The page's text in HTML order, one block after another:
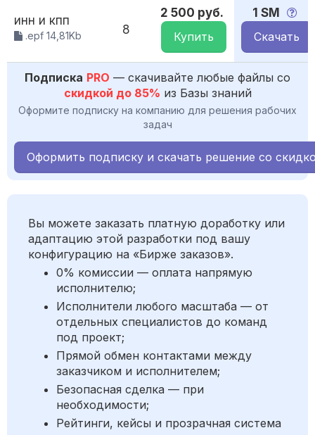
инн и кпп
.epf 14,81Kb 8
2 500 руб.
Купить
1 SM
Скачать
Подписка PRO — скачивайте любые файлы со
скидкой до 85% из Базы знаний
Оформите подписку на компанию для решения рабочих
задач
Оформить подписку и скачать решение со
Вы можете заказать платную доработку или
адаптацию этой разработки под вашу
конфигурацию на «Бирже заказов».
0% комиссии — оплата напрямую
исполнителю;
Исполнители любого масштаба — от
отдельных специалистов до команд
под проект;
Прямой обмен контактами между
заказчиком и исполнителем;
Безопасная сделка — при
необходимости;
Рейтинги, кейсы и прозрачная система